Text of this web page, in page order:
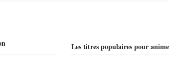
Les titres populaires pour